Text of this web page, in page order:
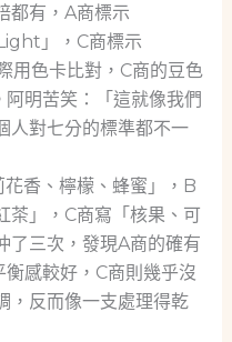
都有，A商標示
」，C商標示
用色卡比對，C商的豆色
明苦笑：「這就像我們
人對七分的標準都不一
香、檸檬、蜂蜜」，B
茶」，C商寫「核果、可
了三次，發現A商的確有
感較好，C商則幾乎沒
，反而像一支處理得乾